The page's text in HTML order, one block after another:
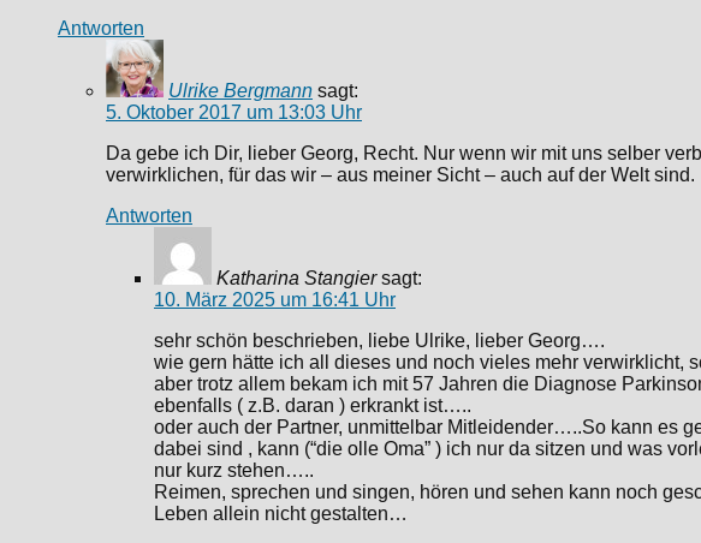
Antworten
Ulrike Bergmann sagt:
5. Oktober 2017 um 13:03 Uhr
Da gebe ich Dir, lieber Georg, Recht. Nur wenn wir mit uns selber
verwirklichen, für das wir – aus meiner Sicht – auch auf der Welt sind.
Antworten
Katharina Stangier sagt:
10. März 2025 um 16:41 Uhr
sehr schön beschrieben, liebe Ulrike, lieber Georg….
wie gern hätte ich all dieses und noch vieles mehr verwirklicht,
aber trotz allem bekam ich mit 57 Jahren die Diagnose
ebenfalls ( z.B. daran ) erkrankt ist…..
oder auch der Partner, unmittelbar Mitleidender…..So kann es
dabei sind , kann (“die olle Oma” ) ich nur da sitzen und was
nur kurz stehen…..
Reimen, sprechen und singen, hören und sehen kann noch
Leben allein nicht gestalten…